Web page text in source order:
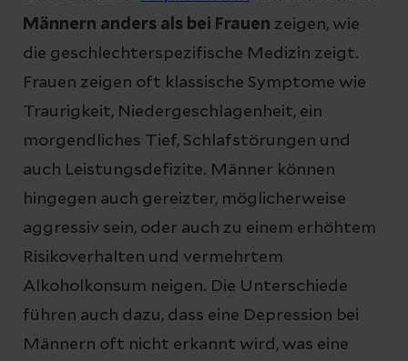
Männern anders als bei Frauen zeigen, wie
die geschlechterspezifische Medizin zeigt.
Frauen zeigen oft klassische Symptome wie
Traurigkeit, Niedergeschlagenheit, ein
morgendliches Tief, Schlafstörungen und
auch Leistungsdefizite. Männer können
hingegen auch gereizter, möglicherweise
aggressiv sein, oder auch zu einem erhöhtem
Risikoverhalten und vermehrtem
Alkoholkonsum neigen. Die Unterschiede
führen auch dazu, dass eine Depression bei
Männern oft nicht erkannt wird, was eine